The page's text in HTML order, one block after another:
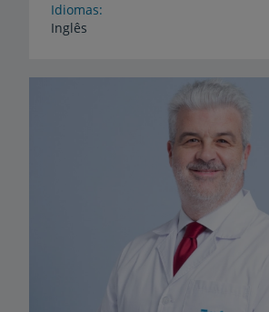
Idiomas
Inglês